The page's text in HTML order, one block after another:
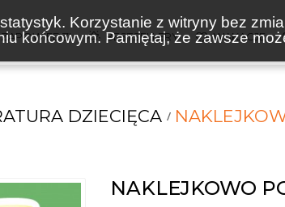
Korzystanie z witryny bez
końcowym. Pamiętaj, że zawsze
ZAPOWIEDZI BESTSELLERY WAKACJE
DZIECIĘCA
NAKLEJKOWO